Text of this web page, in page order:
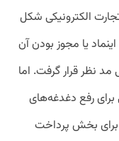
بر اساس ماده ۸۰ قانون تجارت الکترونیکی شکل
یا مجوز بودن آن
مد نظر قرار گرفت. اما
برای رفع دغدغه‌های
برای بخش پرداخت